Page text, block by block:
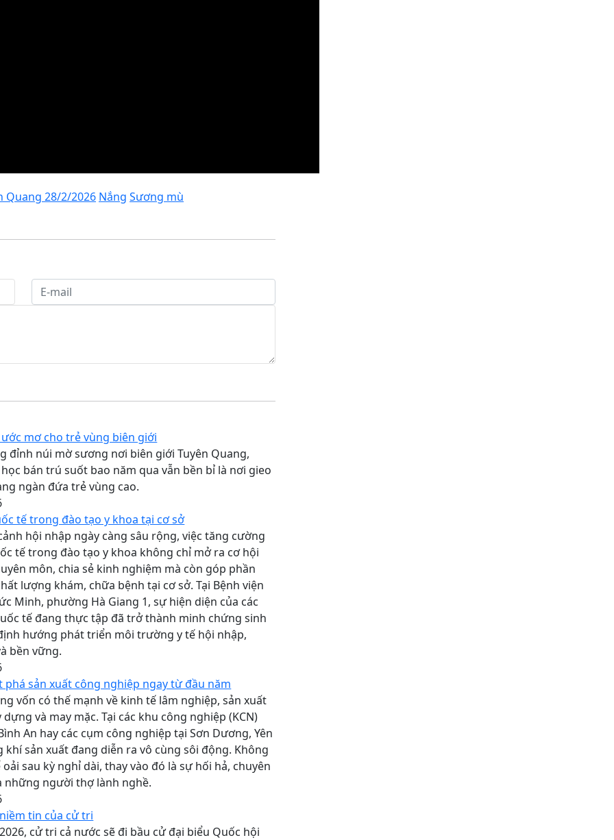
Quang 28/2/2026 Nắng Sương mù
mơ cho trẻ vùng biên giới
đỉnh núi mờ sương nơi biên giới Tuyên Quang,
bán trú suốt bao năm qua vẫn bền bỉ là nơi gieo
ngàn đứa trẻ vùng cao.
tế trong đào tạo y khoa tại cơ sở
hội nhập ngày càng sâu rộng, việc tăng cường
tế trong đào tạo y khoa không chỉ mở ra cơ hội
môn, chia sẻ kinh nghiệm mà còn góp phần
lượng khám, chữa bệnh tại cơ sở. Tại Bệnh viện
Minh, phường Hà Giang 1, sự hiện diện của các
tế đang thực tập đã trở thành minh chứng sinh
hướng phát triển môi trường y tế hội nhập,
bền vững.
phá sản xuất công nghiệp ngay từ đầu năm
vốn có thế mạnh về kinh tế lâm nghiệp, sản xuất
dựng và may mặc. Tại các khu công nghiệp (KCN)
An hay các cụm công nghiệp tại Sơn Dương, Yên
khí sản xuất đang diễn ra vô cùng sôi động. Không
oải sau kỳ nghỉ dài, thay vào đó là sự hối hả, chuyên
những người thợ lành nghề.
tin của cử tri
cử tri cả nước sẽ đi bầu cử đại biểu Quốc hội